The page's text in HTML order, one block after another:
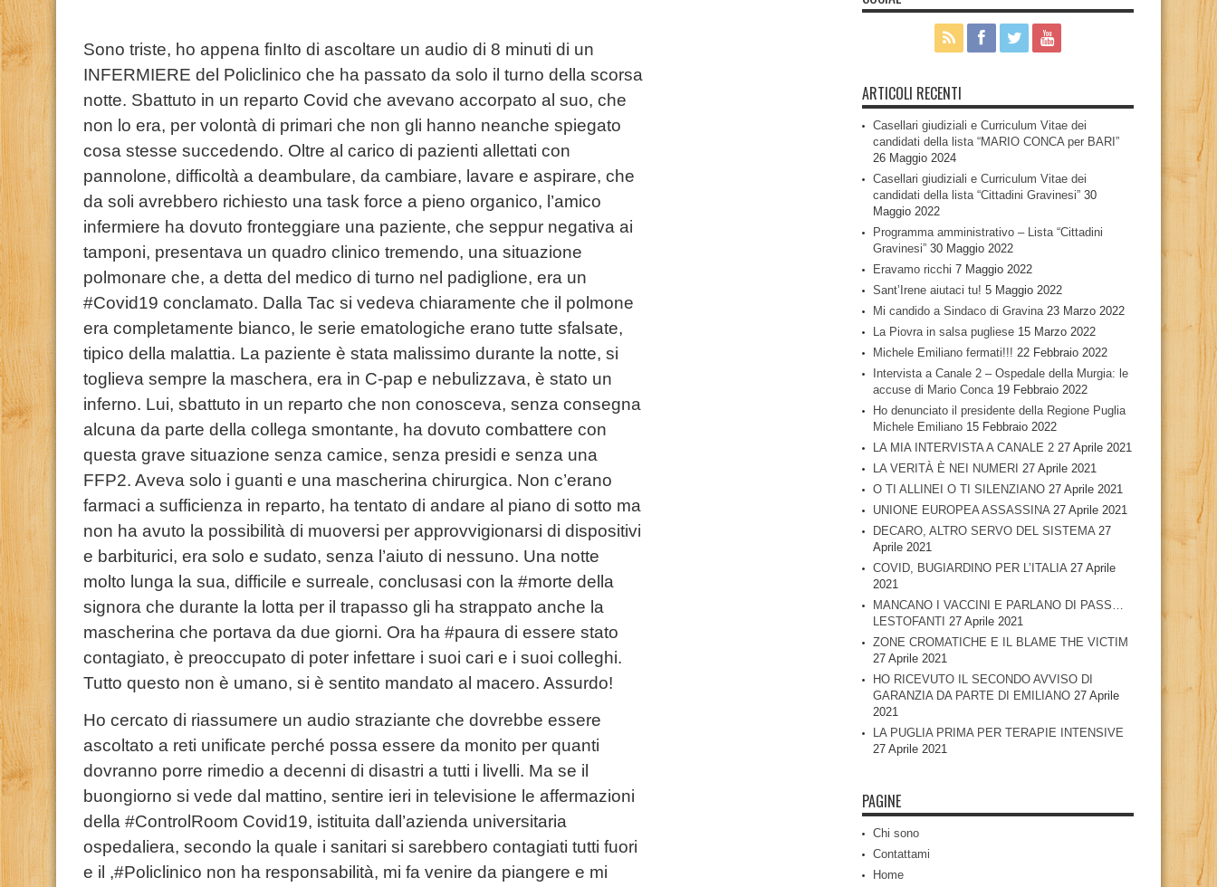
Sono triste, ho appena finIto di ascoltare un audio di 8 minuti di un
INFERMIERE del Policlinico che ha passato da solo il turno della scorsa
notte. Sbattuto in un reparto Covid che avevano accorpato al suo, che
non lo era, per volontà di primari che non gli hanno neanche spiegato
cosa stesse succedendo. Oltre al carico di pazienti allettati con
pannolone, difficoltà a deambulare, da cambiare, lavare e aspirare, che
da soli avrebbero richiesto una task force a pieno organico, l’amico
infermiere ha dovuto fronteggiare una paziente, che seppur negativa ai
tamponi, presentava un quadro clinico tremendo, una situazione
polmonare che, a detta del medico di turno nel padiglione, era un
#Covid19 conclamato. Dalla Tac si vedeva chiaramente che il polmone
era completamente bianco, le serie ematologiche erano tutte sfalsate,
tipico della malattia. La paziente è stata malissimo durante la notte, si
toglieva sempre la maschera, era in C-pap e nebulizzava, è stato un
inferno. Lui, sbattuto in un reparto che non conosceva, senza consegna
alcuna da parte della collega smontante, ha dovuto combattere con
questa grave situazione senza camice, senza presidi e senza una
FFP2. Aveva solo i guanti e una mascherina chirurgica. Non c’erano
farmaci a sufficienza in reparto, ha tentato di andare al piano di sotto ma
non ha avuto la possibilità di muoversi per approvvigionarsi di dispositivi
e barbiturici, era solo e sudato, senza l’aiuto di nessuno. Una notte
molto lunga la sua, difficile e surreale, conclusasi con la #morte della
signora che durante la lotta per il trapasso gli ha strappato anche la
mascherina che portava da due giorni. Ora ha #paura di essere stato
contagiato, è preoccupato di poter infettare i suoi cari e i suoi colleghi.
Tutto questo non è umano, si è sentito mandato al macero. Assurdo!
Ho cercato di riassumere un audio straziante che dovrebbe essere
ascoltato a reti unificate perché possa essere da monito per quanti
dovranno porre rimedio a decenni di disastri a tutti i livelli. Ma se il
buongiorno si vede dal mattino, sentire ieri in televisione le affermazioni
della #ControlRoom Covid19, istituita dall’azienda universitaria
ospedaliera, secondo la quale i sanitari si sarebbero contagiati tutti fuori
e il ,#Policlinico non ha responsabilità, mi fa venire da piangere e mi
ARTICOLI RECENTI
Casellari giudiziali e Curriculum Vitae dei
candidati della lista “MARIO CONCA per BARI”
26 Maggio 2024
Casellari giudiziali e Curriculum Vitae dei
candidati della lista “Cittadini Gravinesi” 30
Maggio 2022
Programma amministrativo – Lista “Cittadini
Gravinesi” 30 Maggio 2022
Eravamo ricchi 7 Maggio 2022
Sant’Irene aiutaci tu! 5 Maggio 2022
Mi candido a Sindaco di Gravina 23 Marzo 2022
La Piovra in salsa pugliese 15 Marzo 2022
Michele Emiliano fermati!!! 22 Febbraio 2022
Intervista a Canale 2 – Ospedale della Murgia: le
accuse di Mario Conca 19 Febbraio 2022
Ho denunciato il presidente della Regione Puglia
Michele Emiliano 15 Febbraio 2022
LA MIA INTERVISTA A CANALE 2 27 Aprile 2021
LA VERITÀ È NEI NUMERI 27 Aprile 2021
O TI ALLINEI O TI SILENZIANO 27 Aprile 2021
UNIONE EUROPEA ASSASSINA 27 Aprile 2021
DECARO, ALTRO SERVO DEL SISTEMA 27
Aprile 2021
COVID, BUGIARDINO PER L’ITALIA 27 Aprile
2021
MANCANO I VACCINI E PARLANO DI PASS…
LESTOFANTI 27 Aprile 2021
ZONE CROMATICHE E IL BLAME THE VICTIM
27 Aprile 2021
HO RICEVUTO IL SECONDO AVVISO DI
GARANZIA DA PARTE DI EMILIANO 27 Aprile
2021
LA PUGLIA PRIMA PER TERAPIE INTENSIVE
27 Aprile 2021
PAGINE
Chi sono
Contattami
Home